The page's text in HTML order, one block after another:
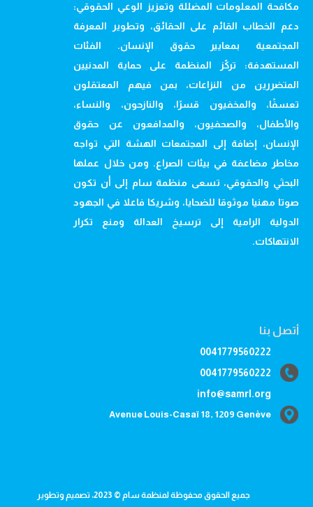
مكافحة المعلومات المضللة وتعزيز الوعي الحقوقي:
دعم الخطاب القائم على الحقائق، وتطوير المعرفة
المجتمعية بمعايير حقوق الإنسان. الفئات
المستهدفة: تركّز المنظمة على حماية المدنيين
المتضررين من النزاعات، بمن فيهم المعتقلون
تعسفًا، والمخفيون قسرًا، والنازحون، والنساء،
والأطفال، والصحفيون، والمدافعون عن حقوق
الإنسان، إضافة إلى المجتمعات الهشة التي تواجه
مخاطر مضاعفة في بيئات الصراع. ومن خلال عملها
البحثي والحقوقي، تسعى منظمة سام إلى أن تكون
صوتا مهنيا موثوقا للضحايا، وشريكا فاعلا في الجهود
الدولية الرامية إلى ترسيخ العدالة ومنع تكرار
الانتهاكات.
أتصل بنا
0041779560222
0041779560222
info@samrl.org
Avenue Louis-Casaï 18, 1209 Genève
جميع الحقوق محفوظة لمنظمة سام © 2023، تصميم وتطوير